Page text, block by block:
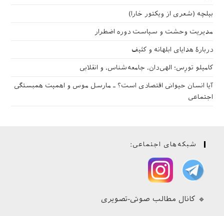
بیلچه (شعری از ویکتور خارا)
مدیریت وحشت و سیاست دوره اضطرار
دربارهٔ هدایای ابلهانه و کثیف
کامیلو تورِس؛ الهی‌دان، جامعه‌شناس، و انقلابی
آیا انسان حیوانی اقتصادی است؟ ـ مارسل موس و اهمیت همبستگی
اجتماعی
شبکه‌های اجتماعی:
🔹 کانال مطالب صوتی-تصویری